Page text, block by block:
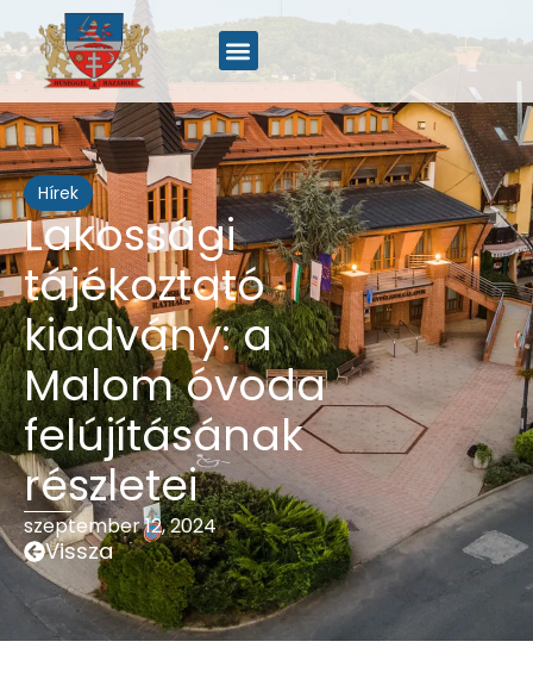
Hírek
Lakossági
tájékoztató
kiadvány: a
Malom óvoda
felújításának
részletei
szeptember 12, 2024
Vissza